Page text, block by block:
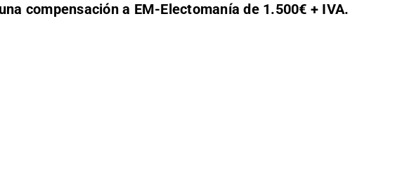
compensación a EM-Electomanía de 1.500€ + IVA.